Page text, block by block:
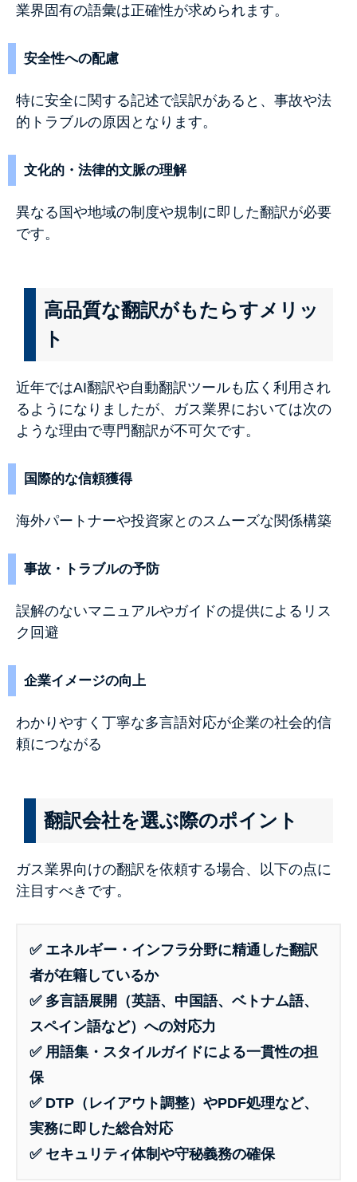
業界固有の語彙は正確性が求められます。
安全性への配慮
特に安全に関する記述で誤訳があると、事故や法
的トラブルの原因となります。
文化的・法律的文脈の理解
異なる国や地域の制度や規制に即した翻訳が必要
です。
高品質な翻訳がもたらすメリッ
ト
近年ではAI翻訳や自動翻訳ツールも広く利用され
るようになりましたが、ガス業界においては次の
ような理由で専門翻訳が不可欠です。
国際的な信頼獲得
海外パートナーや投資家とのスムーズな関係構築
事故・トラブルの予防
誤解のないマニュアルやガイドの提供によるリス
ク回避
企業イメージの向上
わかりやすく丁寧な多言語対応が企業の社会的信
頼につながる
翻訳会社を選ぶ際のポイント
ガス業界向けの翻訳を依頼する場合、以下の点に
注目すべきです。
✅ エネルギー・インフラ分野に精通した翻訳
者が在籍しているか
✅ 多言語展開（英語、中国語、ベトナム語、
スペイン語など）への対応力
✅ 用語集・スタイルガイドによる一貫性の担
保
✅ DTP（レイアウト調整）やPDF処理など、
実務に即した総合対応
✅ セキュリティ体制や守秘義務の確保